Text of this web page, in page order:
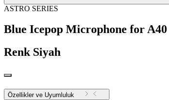
ASTRO SERIES
Blue Icepop Microphone for A40
Renk Siyah
Özellikler ve Uyumluluk